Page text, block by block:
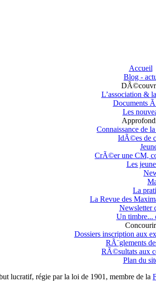
Accueil
Blog -
L’association &
Documents
Les
Connaissance de
IdÃ©es de
CrÃ©er une CM,
Les
La
La Revue des
Newsletter
Un timbre...
Concourir
Dossiers inscription aux
RÃ¨glements
RÃ©sultats aux
Plan du
lucratif, régie par la loi de 1901, membre de la